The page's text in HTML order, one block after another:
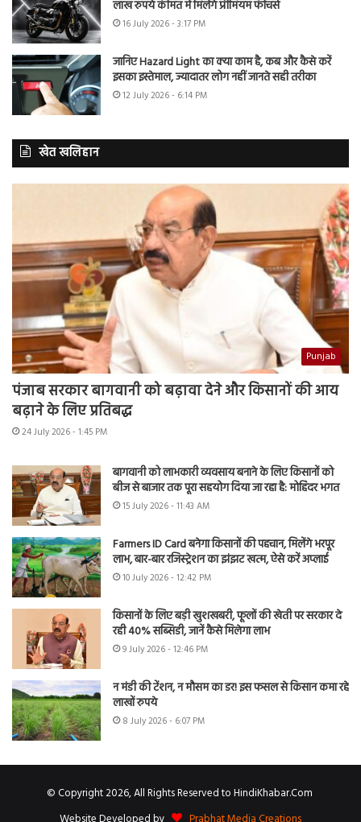
लाख रुपये कीमत में मिलेंगे प्रीमियम फीचर्स
16 July 2026 - 3:17 PM
जानिए Hazard Light का क्या काम है, कब और कैसे करें
इसका इस्तेमाल, ज्यादातर लोग नहीं जानते सही तरीका
12 July 2026 - 6:14 PM
खेत खलिहान
Punjab
पंजाब सरकार बागवानी को बढ़ावा देने और किसानों की आय
बढ़ाने के लिए प्रतिबद्ध
24 July 2026 - 1:45 PM
बागवानी को लाभकारी व्यवसाय बनाने के लिए किसानों को
बीज से बाजार तक पूरा सहयोग दिया जा रहा है: मोहिंदर भगत
15 July 2026 - 11:43 AM
Farmers ID Card बनेगा किसानों की पहचान, मिलेंगे भरपूर
लाभ, बार-बार रजिस्ट्रेशन का झंझट खत्म, ऐसे करें अप्लाई
10 July 2026 - 12:42 PM
किसानों के लिए बड़ी खुशखबरी, फूलों की खेती पर सरकार दे
रही 40% सब्सिडी, जानें कैसे मिलेगा लाभ
9 July 2026 - 12:46 PM
न मंडी की टेंशन, न मौसम का डर! इस फसल से किसान कमा रहे
लाखों रुपये
8 July 2026 - 6:07 PM
© Copyright 2026, All Rights Reserved to HindiKhabar.Com